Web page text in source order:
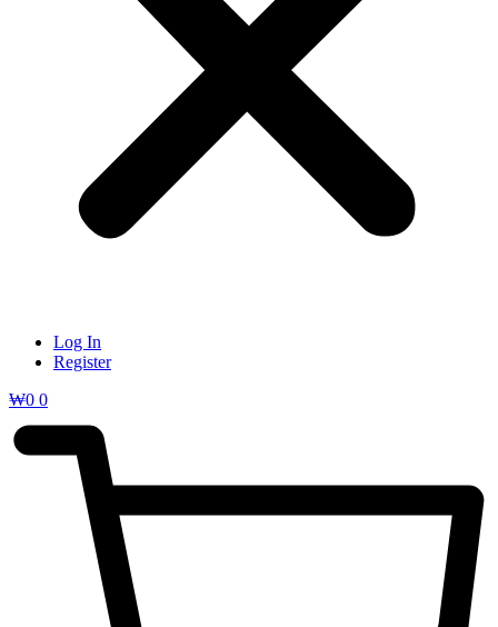
Log In
Register
₩0 0